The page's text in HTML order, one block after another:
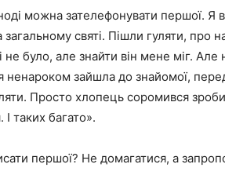
можна зателефонувати першої. Я в
святі. Пішли гуляти, про
не було, але знайти він мене міг.
ненароком зайшла до знайомої,
Просто хлопець соромився
таких багато».
першої? Не домагатися, а